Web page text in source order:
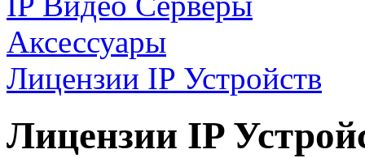
Аксессуары
Лицензии IP Устройств
Лицензии IP